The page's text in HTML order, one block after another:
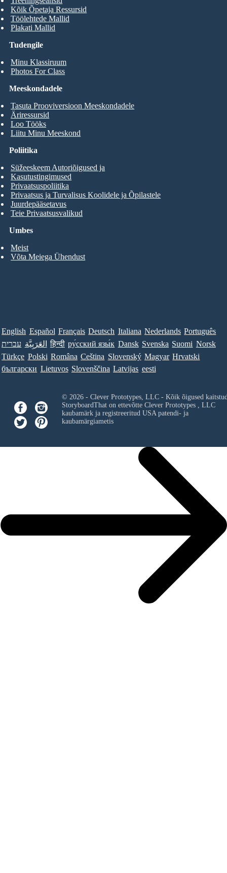
Tudengile
Minu Klassiruum
Photos For Class
Kõik Õpetaja Ressursid
Töölehtede Mallid
Plakati Mallid
Meeskondadele
Tasuta Prooviversioon Meeskondadele
Äriressursid
Loo Tööks
Liitu Minu Meeskond
Umbes
Meist
Võta Meiega Ühendust
Poliitika
Süžeeskeem Autoriõigused ja
Kasutustingimused
Privaatsuspoliitika
Privaatsus ja Turvalisus Koolidele ja Õpilastele
Juurdepääsetavus
Teie Privaatsusvalikud
English Español Français Deutsch Italiana Nederlands Português
עברית العَرَبِيَّة हिन्दी ру́сский язы́к Dansk Svenska Suomi Norsk
Türkçe Polski Româna Ceština Slovenský Magyar Hrvatski
български Lietuvos Slovenščina Latvijas eesti
© 2026 - Clever Prototypes, LLC - Kõik õigused
StoryboardThat on ettevõtte Clever Prototypes , LLC
kaubamärk ja registreeritud USA patendi- ja
kaubamärgiametis